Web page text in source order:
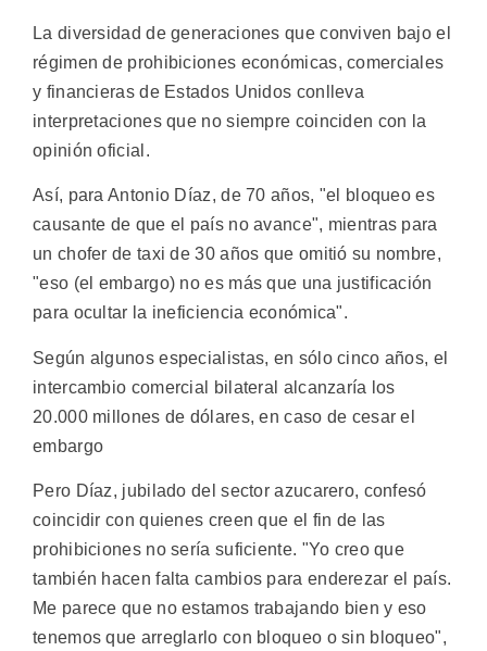
La diversidad de generaciones que conviven bajo el
régimen de prohibiciones económicas, comerciales
y financieras de Estados Unidos conlleva
interpretaciones que no siempre coinciden con la
opinión oficial.
Así, para Antonio Díaz, de 70 años, "el bloqueo es
causante de que el país no avance", mientras para
un chofer de taxi de 30 años que omitió su nombre,
"eso (el embargo) no es más que una justificación
para ocultar la ineficiencia económica".
Según algunos especialistas, en sólo cinco años, el
intercambio comercial bilateral alcanzaría los
20.000 millones de dólares, en caso de cesar el
embargo
Pero Díaz, jubilado del sector azucarero, confesó
coincidir con quienes creen que el fin de las
prohibiciones no sería suficiente. "Yo creo que
también hacen falta cambios para enderezar el país.
Me parece que no estamos trabajando bien y eso
tenemos que arreglarlo con bloqueo o sin bloqueo",